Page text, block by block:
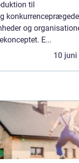
til
konkurrenceprægede
og
E...
10 juni